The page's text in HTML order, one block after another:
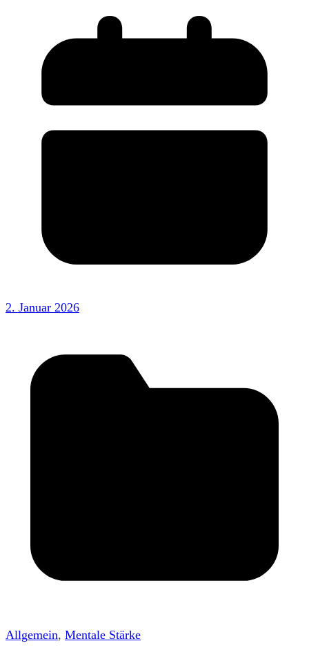
2. Januar 2026
Allgemein, Mentale Stärke